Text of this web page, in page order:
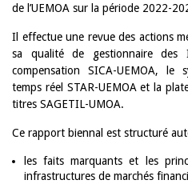
de l’UEMOA sur la période 2022-
Il effectue une revue des actions
sa qualité de gestionnaire
compensation SICA-UEMOA,
temps réel STAR-UEMOA et la
titres SAGETIL-UMOA.
Ce rapport biennal est structuré
les faits marquants et les
infrastructures de marchés